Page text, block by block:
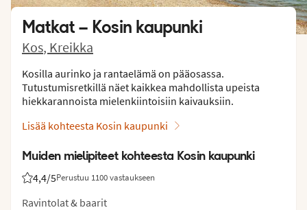
Matkat – Kosin kaupunki
Kos, Kreikka
Kosilla aurinko ja rantaelämä on pääosassa.
Tutustumisretkillä näet kaikkea mahdollista upeista
hiekkarannoista mielenkiintoisiin kaivauksiin.
Lisää kohteesta Kosin kaupunki
Muiden mielipiteet kohteesta Kosin kaupunki
4,4/5Perustuu 1100 vastaukseen
Asiakkaidemme arviot: 4.4/5
Ravintolat & baarit